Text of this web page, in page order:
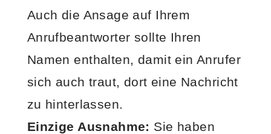
Auch die Ansage auf Ihrem
Anrufbeantworter sollte Ihren
Namen enthalten, damit ein Anrufer
sich auch traut, dort eine Nachricht
zu hinterlassen.
Einzige Ausnahme: Sie haben